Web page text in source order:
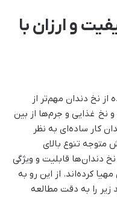
و ارزان با
نخ دندان مهم‌تر از
نخ غذایی و جرم‌ها از بین
کار ساده‌ای به نظر
متوجه تنوع بالای
دندان‌ها قابلیت و ویژگی
کرده‌اند. از این رو به
را به دقت مطالعه